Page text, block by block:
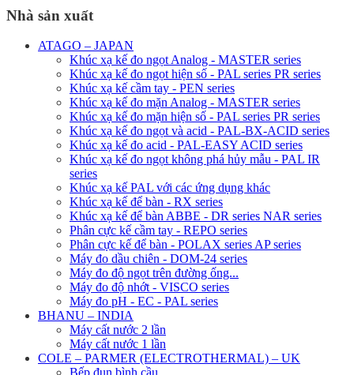
Nhà sản xuất
ATAGO – JAPAN
Khúc xạ kế đo ngọt Analog - MASTER series
Khúc xạ kế đo ngọt hiện số - PAL series PR series
Khúc xạ kế cầm tay - PEN series
Khúc xạ kế đo mặn Analog - MASTER series
Khúc xạ kế đo mặn hiện số - PAL series PR series
Khúc xạ kế đo ngọt và acid - PAL-BX-ACID series
Khúc xạ kế đo acid - PAL-EASY ACID series
Khúc xạ kế đo ngọt không phá hủy mẫu - PAL IR
series
Khúc xạ kế PAL với các ứng dụng khác
Khúc xạ kế để bàn - RX series
Khúc xạ kế để bàn ABBE - DR series NAR series
Phân cực kế cầm tay - REPO series
Phân cực kế để bàn - POLAX series AP series
Máy đo dầu chiên - DOM-24 series
Máy đo độ ngọt trên đường ống...
Máy đo độ nhớt - VISCO series
Máy đo pH - EC - PAL series
BHANU – INDIA
Máy cất nước 2 lần
Máy cất nước 1 lần
COLE – PARMER (ELECTROTHERMAL) – UK